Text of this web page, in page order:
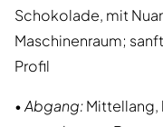
Schokolade, mit
Maschinenraum;
Profil
•Abgang:Mittellang,